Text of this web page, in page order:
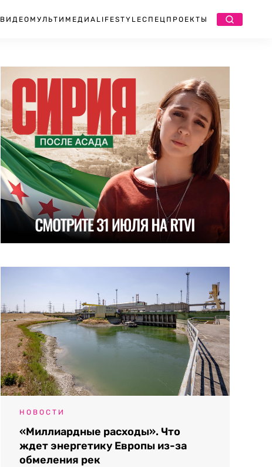
ВИДЕО МУЛЬТИМЕДИА LIFESTYLEСПЕЦПРОЕКТЫ
НОВОСТИ
«Миллиардные расходы». Что
ждет энергетику Европы из-за
обмеления рек